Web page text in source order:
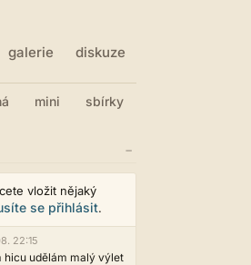
galerie diskuze
mini sbírky
−
vložit nějaký
se přihlásit.
22:15
hicu udělám malý výlet